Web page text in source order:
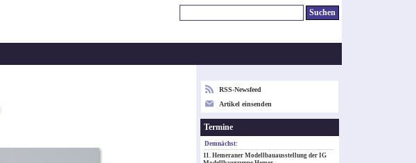
RSS-Newsfeed
Artikel einsenden
Termine
Demnächst:
11. Hemeraner Modellbauausstellung der IG